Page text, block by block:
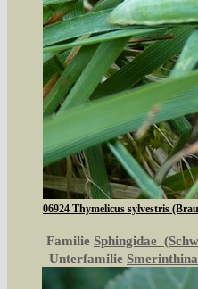
06924 Thymelicus sylvestris
Familie Sphingidae
Unterfamilie